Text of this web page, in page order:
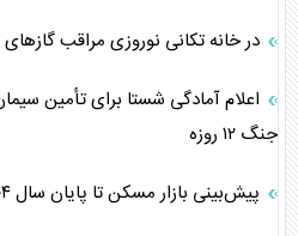
در خانه تکانی نوروزی مراقب
اعلام آمادگی شستا برای تأمین
جنگ ۱۲ روزه
پیش‌بینی بازار مسکن تا پایان سال ۱۴۰۴